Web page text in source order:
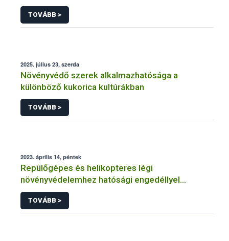
TOVÁBB >
2025. július 23, szerda
Növényvédő szerek alkalmazhatósága a
különböző kukorica kultúrákban
TOVÁBB >
2023. április 14, péntek
Repülőgépes és helikopteres légi
növényvédelemhez hatósági engedéllyel
rendelkező szervezetek
TOVÁBB >